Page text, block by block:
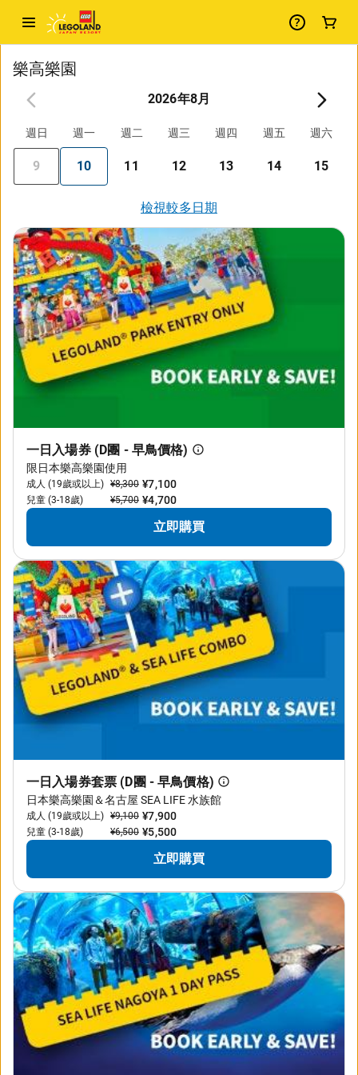
樂高樂園
2026年8月
週日 週一 週二 週三 週四 週五 週六
9 10 11 12 13 14 15
檢視較多日期
一日入場券 (D團 - 早鳥價格)
限日本樂高樂園使用
成人 (19歲或以上) ¥8,300 ¥7,100
兒童 (3-18歲) ¥5,700 ¥4,700
立即購買
一日入場券套票 (D團 - 早鳥價格)
日本樂高樂園＆名古屋 SEA LIFE 水族館
成人 (19歲或以上) ¥9,100 ¥7,900
兒童 (3-18歲) ¥6,500 ¥5,500
立即購買